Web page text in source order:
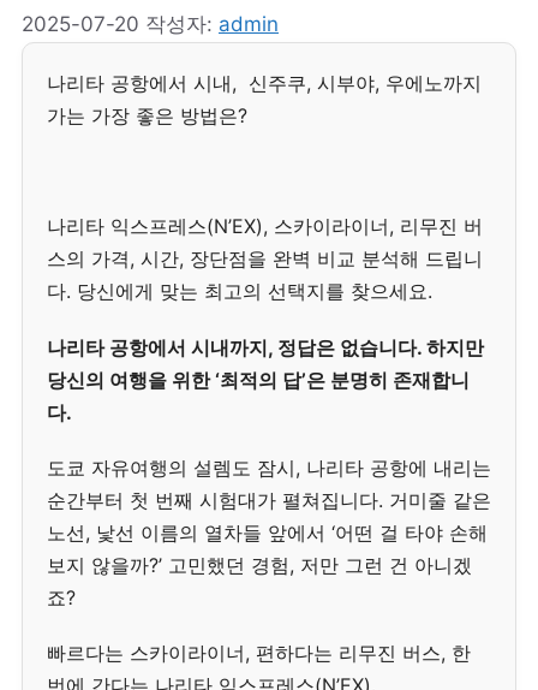
2025-07-20 작성자: admin
나리타 공항에서 시내, 신주쿠, 시부야, 우에노까지
가는 가장 좋은 방법은?
나리타 익스프레스(N’EX), 스카이라이너, 리무진 버
스의 가격, 시간, 장단점을 완벽 비교 분석해 드립니
다. 당신에게 맞는 최고의 선택지를 찾으세요.
나리타 공항에서 시내까지, 정답은 없습니다. 하지만
당신의 여행을 위한 ‘최적의 답’은 분명히 존재합니
다.
도쿄 자유여행의 설렘도 잠시, 나리타 공항에 내리는
순간부터 첫 번째 시험대가 펼쳐집니다. 거미줄 같은
노선, 낯선 이름의 열차들 앞에서 ‘어떤 걸 타야 손해
보지 않을까?’ 고민했던 경험, 저만 그런 건 아니겠
죠?
빠르다는 스카이라이너, 편하다는 리무진 버스, 한
번에 간다는 나리타 익스프레스(N’EX).